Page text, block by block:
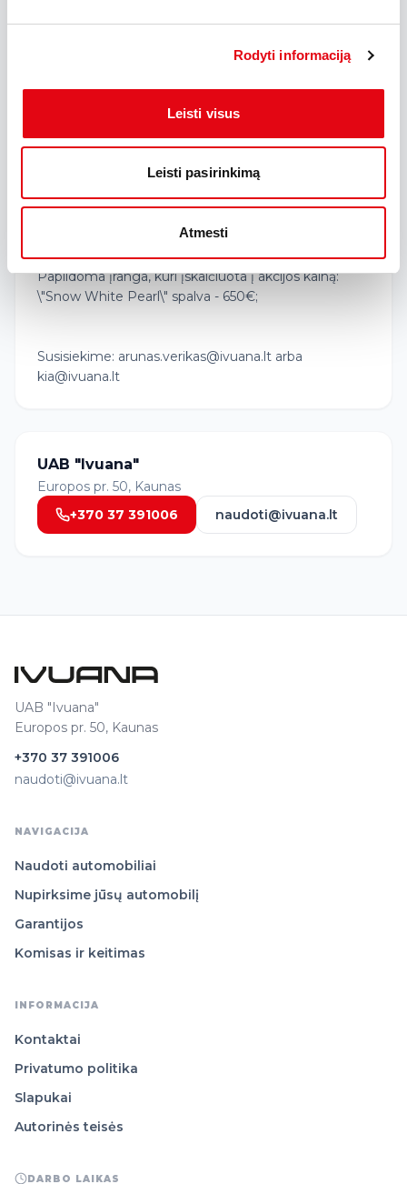
Rodyti informaciją
Leisti visus
Leisti pasirinkimą
Atmesti
Užmiestyje:5.7
Komentarai
naujas Kia K4 SportsWagon 1.6 T-GDi EX 7DCT su
€3000 nuolaida!
Papildoma įranga, kuri įskaičiuota į akcijos kainą:
\"Snow White Pearl\" spalva - 650€;
Susisiekime: arunas.verikas@ivuana.lt arba
kia@ivuana.lt
UAB "Ivuana"
Europos pr. 50, Kaunas
+370 37 391006
naudoti@ivuana.lt
UAB "Ivuana"
Europos pr. 50, Kaunas
+370 37 391006
naudoti@ivuana.lt
NAVIGACIJA
Naudoti automobiliai
Nupirksime jūsų automobilį
Garantijos
Komisas ir keitimas
INFORMACIJA
Kontaktai
Privatumo politika
Slapukai
Autorinės teisės
DARBO LAIKAS